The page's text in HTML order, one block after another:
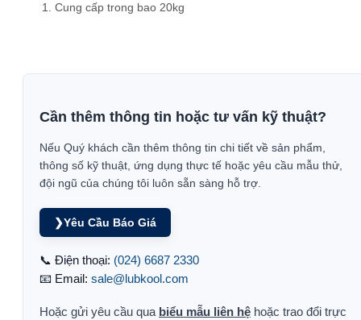
Cung cấp trong bao 20kg
Cần thêm thông tin hoặc tư vấn kỹ thuật?
Nếu Quý khách cần thêm thông tin chi tiết về sản phẩm,
thông số kỹ thuật, ứng dụng thực tế hoặc yêu cầu mẫu thử,
đội ngũ của chúng tôi luôn sẵn sàng hỗ trợ.
❯Yêu Cầu Báo Giá
📞 Điện thoại: (024) 6687 2330
📧 Email: sale@lubkool.com
Hoặc gửi yêu cầu qua biểu mẫu liên hệ hoặc trao đổi trực